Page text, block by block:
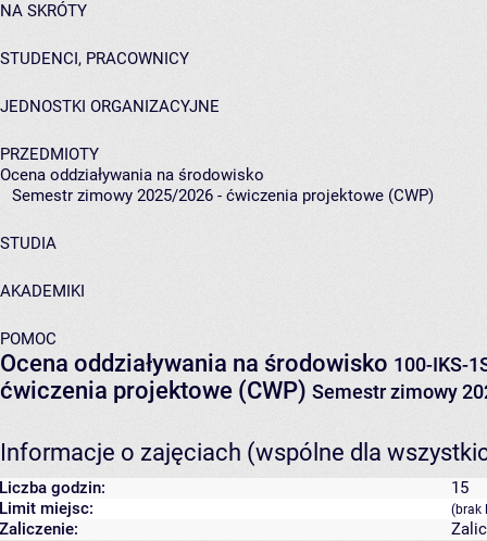
NA SKRÓTY
STUDENCI, PRACOWNICY
JEDNOSTKI ORGANIZACYJNE
PRZEDMIOTY
Ocena oddziaływania na środowisko
Semestr zimowy 2025/2026 - ćwiczenia projektowe (CWP)
STUDIA
AKADEMIKI
POMOC
Ocena oddziaływania na środowisko 100-IKS-
ćwiczenia projektowe (CWP) Semestr zimowy
Informacje o zajęciach (wspólne dla
Liczba godzin:
15
Limit miejsc:
(brak
Zaliczenie: